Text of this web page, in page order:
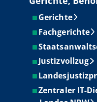
Gerichte
Fachgerichte
Justizvollzug
Zentraler IT-